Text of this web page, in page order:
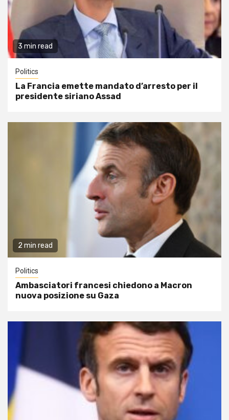
3 min read
Politics
La Francia emette mandato d’arresto per il
presidente siriano Assad
2 min read
Politics
Ambasciatori francesi chiedono a Macron
nuova posizione su Gaza